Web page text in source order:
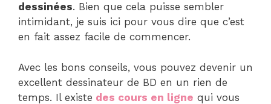
dessinées. Bien que cela puisse sembler
intimidant, je suis ici pour vous dire que c’est
en fait assez facile de commencer.
Avec les bons conseils, vous pouvez devenir un
excellent dessinateur de BD en un rien de
temps. Il existe des cours en ligne qui vous